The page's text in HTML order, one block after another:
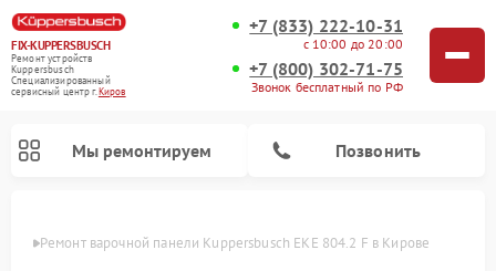
FIX-KUPPERSBUSCH
Ремонт устройств
Kuppersbusch
Специализированный
cервисный центр г.Киров
+7 (833) 222-10-31
с 10:00 до 20:00
+7 (800) 302-71-75
Звонок бесплатный по РФ
Мы ремонтируем Позвонить
Ремонт варочной панели Kuppersbusch EKE 804.2 F в Кирове